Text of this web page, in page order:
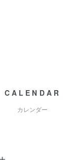
CALENDAR
カレンダー